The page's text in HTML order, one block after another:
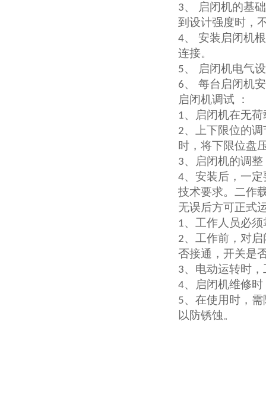
3、 启闭机的基
到设计强度时，
4、 安装启闭机
连接。
5、 启闭机电气
6、 每台启闭机
启闭机调试
：
1、启闭机在无
2、上下限位的
时，将下限位盘
3、启闭机的调
4、安装后，一
技术要求。二作
无误后方可正式
1、工作人员必
2、工作前，对
否接通，开关是
3、电动运转时
4、启闭机维修
5、在使用时，
以防锈蚀。